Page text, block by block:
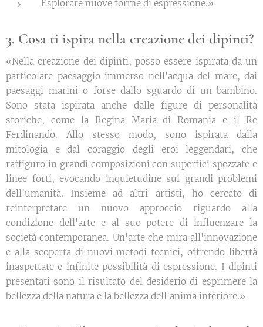
Esplorare nuove forme di espressione.»
3. Cosa ti ispira nella creazione dei dipinti?
«Nella creazione dei dipinti, posso essere ispirata da un
particolare paesaggio immerso nell'acqua del mare, dai
paesaggi marini o forse dallo sguardo di un bambino.
Sono stata ispirata anche dalle figure di personalità
storiche, come la Regina Maria di Romania e il Re
Ferdinando. Allo stesso modo, sono ispirata dalla
mitologia e dal coraggio degli eroi leggendari, che
raffiguro in grandi composizioni con superfici spezzate e
linee forti, evocando inquietudine sui grandi problemi
dell'umanità. Insieme ad altri artisti, ho cercato di
reinterpretare un nuovo approccio riguardo alla
condizione dell'arte e al suo potere di influenzare la
società contemporanea. Un'arte che mira all'innovazione
e alla scoperta di nuovi metodi tecnici, offrendo libertà
inaspettate e infinite possibilità di espressione. I dipinti
presentati sono il risultato del desiderio di esprimere la
bellezza della natura e la bellezza dell'anima interiore.»